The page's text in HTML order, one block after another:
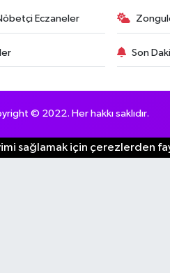
Eczaneler
Son
© 2022. Her hakkı saklıdır.
sağlamak için çerezlerden